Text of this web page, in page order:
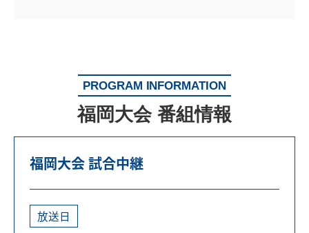
PROGRAM INFORMATION
福岡大会 番組情報
福岡大会 試合中継
放送日